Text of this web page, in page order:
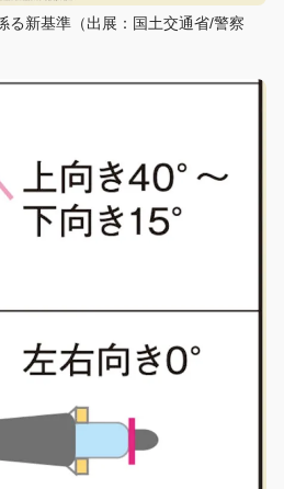
る新基準（出展：国土交通省/警察